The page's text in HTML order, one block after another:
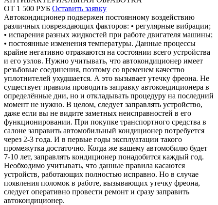
ОТ 1 500 РУБ Оставить заявку
Автокондиционер подвержен постоянному воздействию
различных повреждающих факторов: • регулярные вибрации;
• испарения разных жидкостей при работе двигателя машины;
• постоянные изменения температуры. Данные процессы
крайне негативно отражаются на состоянии всего устройства
и его узлов. Нужно учитывать, что автокондиционер имеет
резьбовые соединения, поэтому со временем качество
уплотнителей ухудшается. А это вызывает утечку фреона. Не
существует правила проводить заправку автокондиционера в
определённые дни, но и откладывать процедуру на последний
момент не нужно. В целом, следует заправлять устройство,
даже если вы не видите заметных неисправностей в его
функционировании. При покупке транспортного средства в
салоне заправить автомобильный кондиционер потребуется
через 2-3 года. И в первые годы эксплуатации такого
промежутка достаточно. Когда же вашему автомобилю будет
7-10 лет, заправлять кондиционер понадобится каждый год.
Необходимо учитывать, что данные правила касаются
устройств, работающих полностью исправно. Но в случае
появления поломок в работе, вызывающих утечку фреона,
следует оперативно провести ремонт и сразу заправить
автокондиционер.